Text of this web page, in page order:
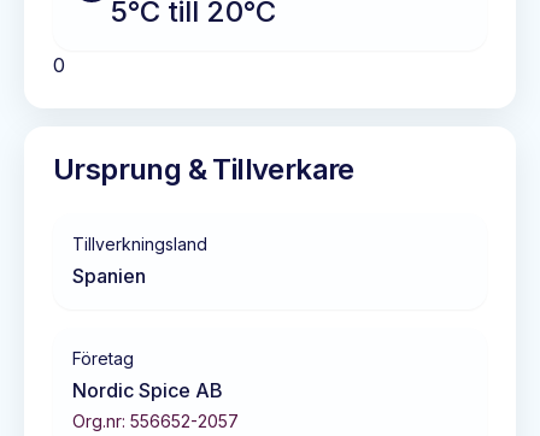
5°C till 20°C
0
Ursprung & Tillverkare
Tillverkningsland
Spanien
Företag
Nordic Spice AB
Org.nr: 556652-2057